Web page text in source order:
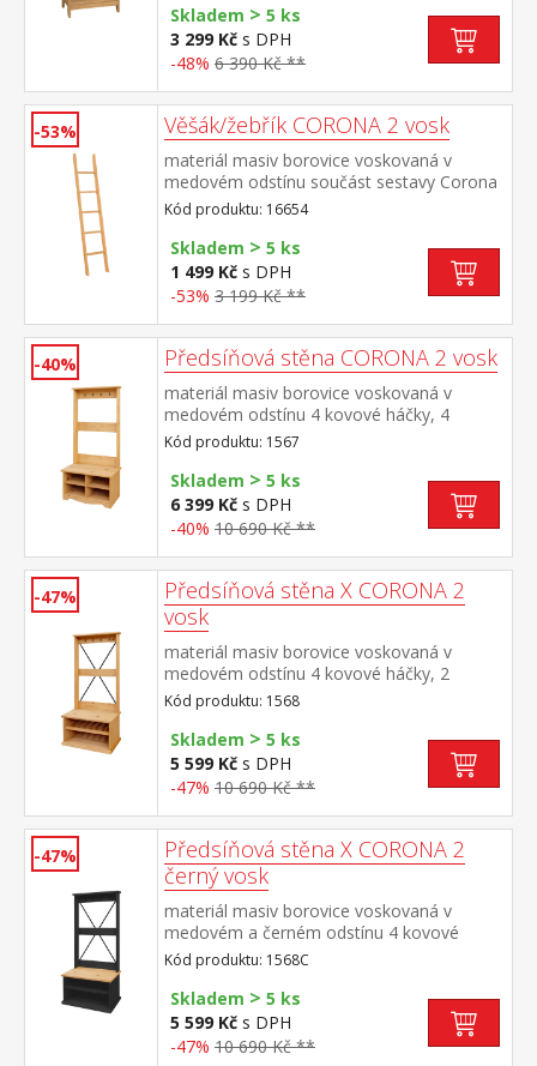
Skladem > 5 ks
3 299 Kč s DPH
-48% 6 390 Kč **
-53% Věšák/žebřík CORONA 2 vosk
materiál masiv borovice voskovaná v
medovém odstínu součást sestavy Corona
2
Kód produktu: 16654
Skladem > 5 ks
1 499 Kč s DPH
-53% 3 199 Kč **
-40% Předsíňová stěna CORONA 2 vosk
materiál masiv borovice voskovaná v
medovém odstínu 4 kovové háčky, 4
otevřené police na boty výška sedu lavice
45 cm součást sestavy Corona 2
Kód produktu: 1567
Skladem > 5 ks
6 399 Kč s DPH
-40% 10 690 Kč **
-47%
Předsíňová stěna X CORONA 2
vosk
materiál masiv borovice voskovaná v
medovém odstínu 4 kovové háčky, 2
otevřené police na boty výška sedu lavice
45 cm součást sestavy Corona 2
Kód produktu: 1568
Skladem > 5 ks
5 599 Kč s DPH
-47% 10 690 Kč **
-47%
Předsíňová stěna X CORONA 2
černý vosk
materiál masiv borovice voskovaná v
medovém a černém odstínu 4 kovové
háčky, 2 otevřené police na boty výška
sedu lavice 45 cm součást sestavy Corona
2
Kód produktu: 1568C
Skladem > 5 ks
5 599 Kč s DPH
-47% 10 690 Kč **